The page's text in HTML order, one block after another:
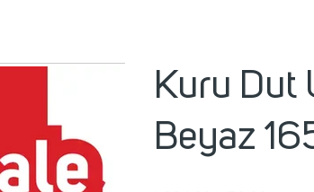
Kuru Dut
Beyaz